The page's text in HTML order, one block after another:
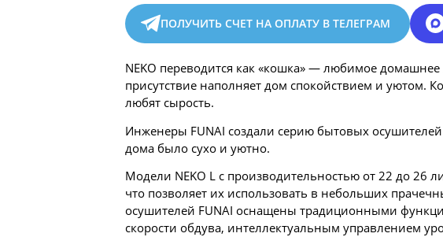
ПОЛУЧИТЬ СЧЕТ НА ОПЛАТУ В ТЕЛЕГРАМ
NEKO переводится как «кошка» — любимое
присутствие наполняет дом спокойствием и
любят сырость.
Инженеры FUNAI создали серию бытовых осушителей
дома было сухо и уютно.
Модели NEKO L с производительностью от 22 до
что позволяет их использовать в небольших
осушителей FUNAI оснащены традиционными
скорости обдува, интеллектуальным управлением